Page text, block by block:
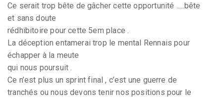
Ce serait trop bête de gâcher cette opportunité .....bête
et sans doute
rédhibitoire pour cette 5em place .
La déception entamerai trop le mental Rennais pour
échapper à la meute
qui nous poursuit .
Ce n’est plus un sprint final , c’est une guerre de
tranchés ou nous devons tenir nos positions pour le